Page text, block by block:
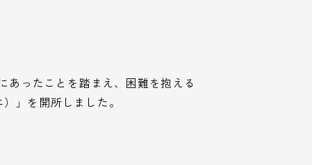
あったことを踏まえ、困難を抱える
」を開所しました。